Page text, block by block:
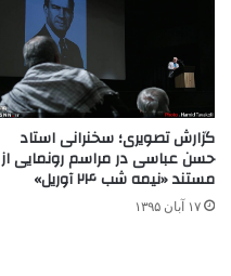
گزارش تصویری؛ سخنرانی استاد
حسن عباسی در مراسم رونمایی از
مستند «نیمه شب ۲۴ آوریل»
۱۷ آبان ۱۳۹۵